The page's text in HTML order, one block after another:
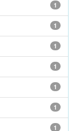
1
1
1
1
1
1
1